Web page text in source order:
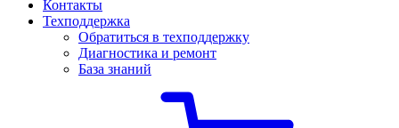
Контакты
Техподдержка
Обратиться в техподдержку
Диагностика и ремонт
База знаний